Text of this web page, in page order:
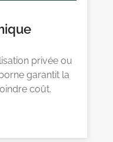
privée ou
garantit la
coût.